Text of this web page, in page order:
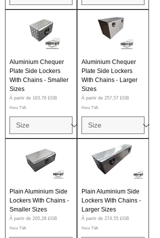
Aluminium Chequer
Plate Side Lockers
With Chains - Smaller
Sizes
À partir de 163,76 £GB
Prix promotionnel
Hors TVA
Aluminium Chequer
Plate Side Lockers
With Chains - Larger
Sizes
À partir de 257,57 £GB
Prix promotionnel
Hors TVA
Plain Aluminium Side
Lockers With Chains -
Smaller Sizes
À partir de 205,28 £GB
Prix promotionnel
Hors TVA
Plain Aluminium Side
Lockers With Chains -
Larger Sizes
À partir de 274,55 £GB
Prix promotionnel
Hors TVA